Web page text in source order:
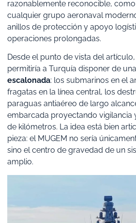
razonablemente reconocible,
cualquier grupo aeronaval
anillos de protección y apoyo
operaciones prolongadas.
Desde el punto de vista del
permitiría a Turquía disponer de una
escalonada: los submarinos en el
fragatas en la línea central, los
paraguas antiaéreo de largo
embarcada proyectando vigilancia
de kilómetros. La idea está bien
pieza: el MUGEM no sería
sino el centro de gravedad de un
amplio.